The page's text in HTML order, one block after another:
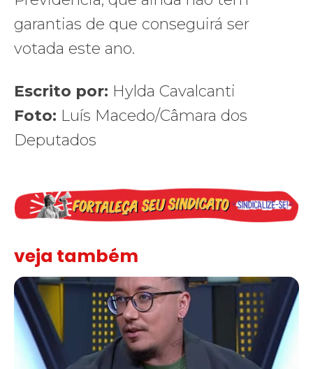
garantias de que conseguirá ser
votada este ano.
Escrito por: Hylda Cavalcanti
Foto: Luís Macedo/Câmara dos
Deputados
veja também
Solidariedade ao jornalista Caê Vasconcelos e repúdio aos